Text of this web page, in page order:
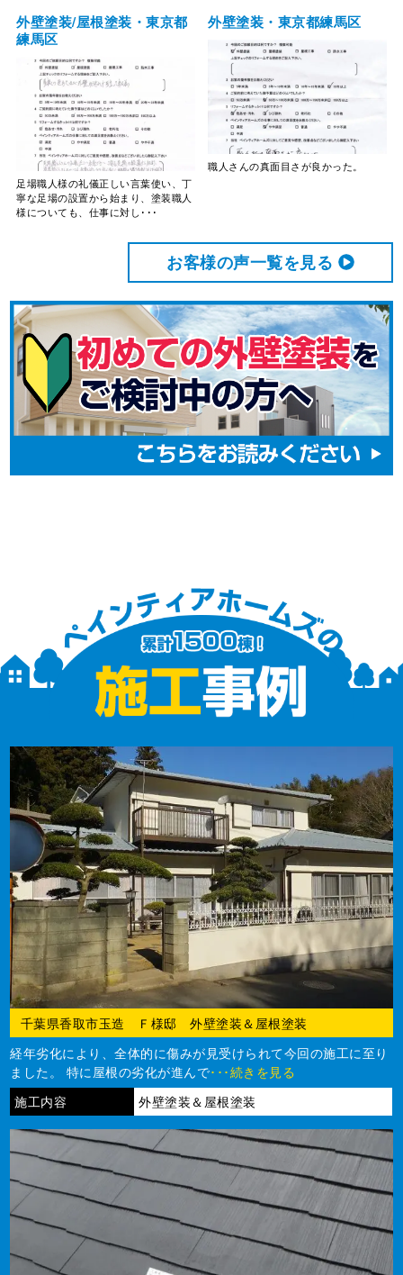
外壁塗装/屋根塗装・東京都
練馬区
足場職人様の礼儀正しい言葉使い、丁
寧な足場の設置から始まり、塗装職人
様についても、仕事に対し･･･
外壁塗装・東京都練馬区
職人さんの真面目さが良かった。
お客様の声⼀覧を⾒る
千葉県香取市玉造 Ｆ様邸 外壁塗装＆屋根塗装
経年劣化により、全体的に傷みが見受けられて今回の施工に至り
ました。 特に屋根の劣化が進んで･･･続きを見る
施工内容
外壁塗装＆屋根塗装